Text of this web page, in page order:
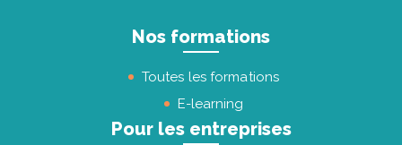
Nos formations
Toutes les formations
E-learning
Pour les entreprises